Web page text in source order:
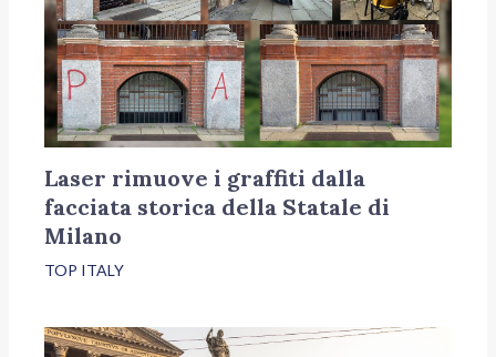
Laser rimuove i graffiti dalla
facciata storica della Statale di
Milano
TOP ITALY